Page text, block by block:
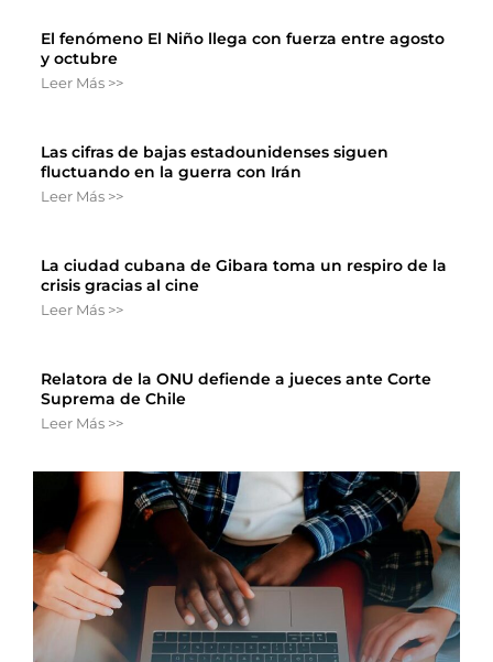
El fenómeno El Niño llega con fuerza entre agosto
y octubre
Leer Más >>
Las cifras de bajas estadounidenses siguen
fluctuando en la guerra con Irán
Leer Más >>
La ciudad cubana de Gibara toma un respiro de la
crisis gracias al cine
Leer Más >>
Relatora de la ONU defiende a jueces ante Corte
Suprema de Chile
Leer Más >>